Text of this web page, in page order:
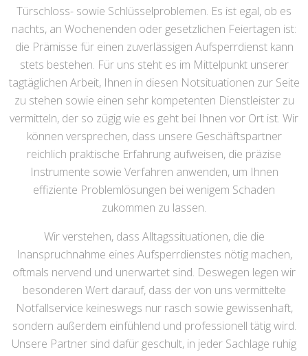
Türschloss- sowie Schlüsselproblemen. Es ist egal, ob es
nachts, an Wochenenden oder gesetzlichen Feiertagen ist:
die Prämisse für einen zuverlässigen Aufsperrdienst kann
stets bestehen. Für uns steht es im Mittelpunkt unserer
tagtäglichen Arbeit, Ihnen in diesen Notsituationen zur Seite
zu stehen sowie einen sehr kompetenten Dienstleister zu
vermitteln, der so zügig wie es geht bei Ihnen vor Ort ist. Wir
können versprechen, dass unsere Geschäftspartner
reichlich praktische Erfahrung aufweisen, die präzise
Instrumente sowie Verfahren anwenden, um Ihnen
effiziente Problemlösungen bei wenigem Schaden
zukommen zu lassen.
Wir verstehen, dass Alltagssituationen, die die
Inanspruchnahme eines Aufsperrdienstes nötig machen,
oftmals nervend und unerwartet sind. Deswegen legen wir
besonderen Wert darauf, dass der von uns vermittelte
Notfallservice keineswegs nur rasch sowie gewissenhaft,
sondern außerdem einfühlend und professionell tätig wird.
Unsere Partner sind dafür geschult, in jeder Sachlage ruhig